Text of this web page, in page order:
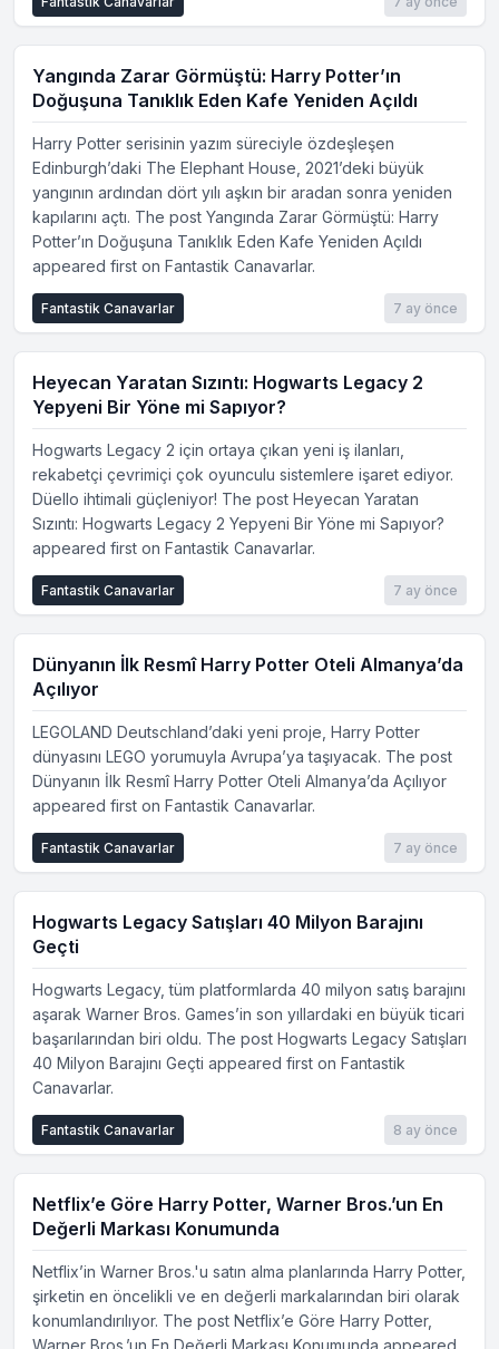
Yangında Zarar Görmüştü: Harry Potter’ın
Doğuşuna Tanıklık Eden Kafe Yeniden Açıldı
Harry Potter serisinin yazım süreciyle özdeşleşen
Edinburgh’daki The Elephant House, 2021’deki büyük
yangının ardından dört yılı aşkın bir aradan sonra yeniden
kapılarını açtı. The post Yangında Zarar Görmüştü: Harry
Potter’ın Doğuşuna Tanıklık Eden Kafe Yeniden Açıldı
appeared first on Fantastik Canavarlar.
7 ay önce
Fantastik Canavarlar
Heyecan Yaratan Sızıntı: Hogwarts Legacy 2
Yepyeni Bir Yöne mi Sapıyor?
Hogwarts Legacy 2 için ortaya çıkan yeni iş ilanları,
rekabetçi çevrimiçi çok oyunculu sistemlere işaret ediyor.
Düello ihtimali güçleniyor! The post Heyecan Yaratan
Sızıntı: Hogwarts Legacy 2 Yepyeni Bir Yöne mi Sapıyor?
appeared first on Fantastik Canavarlar.
7 ay önce
Fantastik Canavarlar
Dünyanın İlk Resmî Harry Potter Oteli Almanya’da
Açılıyor
LEGOLAND Deutschland’daki yeni proje, Harry Potter
dünyasını LEGO yorumuyla Avrupa’ya taşıyacak. The post
Dünyanın İlk Resmî Harry Potter Oteli Almanya’da Açılıyor
appeared first on Fantastik Canavarlar.
7 ay önce
Fantastik Canavarlar
Hogwarts Legacy Satışları 40 Milyon Barajını
Geçti
Hogwarts Legacy, tüm platformlarda 40 milyon satış barajını
aşarak Warner Bros. Games’in son yıllardaki en büyük ticari
başarılarından biri oldu. The post Hogwarts Legacy Satışları
40 Milyon Barajını Geçti appeared first on Fantastik
Canavarlar.
8 ay önce
Fantastik Canavarlar
Netflix’e Göre Harry Potter, Warner Bros.’un En
Değerli Markası Konumunda
Netflix’in Warner Bros.'u satın alma planlarında Harry Potter,
şirketin en öncelikli ve en değerli markalarından biri olarak
konumlandırılıyor. The post Netflix’e Göre Harry Potter,
Warner Bros.’un En Değerli Markası Konumunda appeared